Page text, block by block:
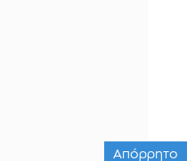
Απόρρητο